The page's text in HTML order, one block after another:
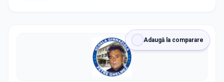
Adaugă la comparare